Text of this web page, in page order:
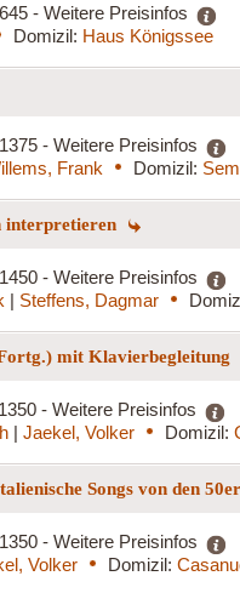
- Weitere Preisinfos
Domizil: Haus Königssee
- Weitere Preisinfos
Frank Domizil:
interpretieren
- Weitere Preisinfos
| Steffens, Dagmar
mit Klavierbegleitung
- Weitere Preisinfos
| Jaekel, Volker Domizil:
Songs von den
- Weitere Preisinfos
Volker Domizil: